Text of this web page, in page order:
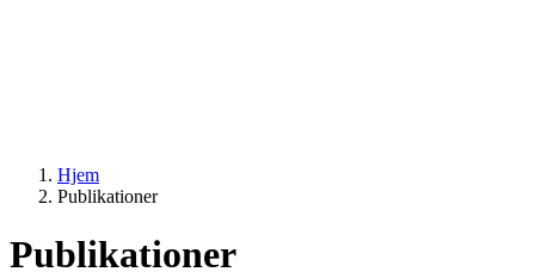
Hjem
Publikationer
Publikationer